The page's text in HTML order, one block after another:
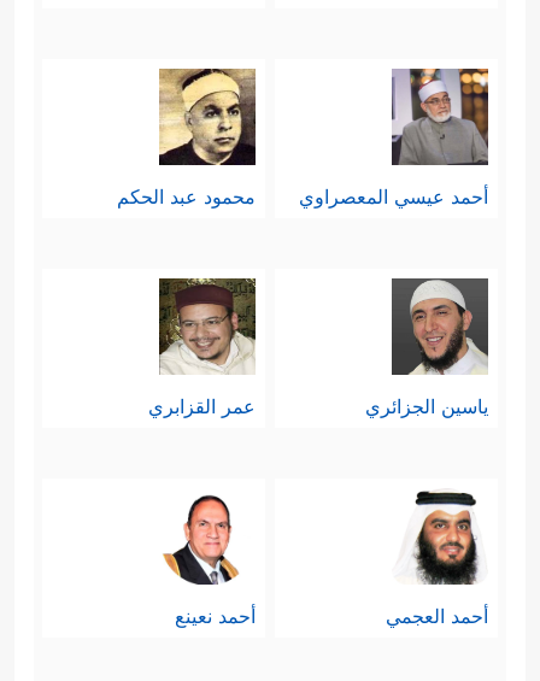
أحمد عيسي المعصراوي محمود عبد الحكم
ياسين الجزائري عمر القزابري
أحمد العجمي أحمد نعينع